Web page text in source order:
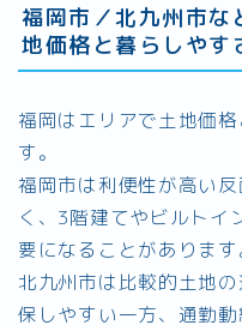
福岡市／北九州市な
地価格と暮らしやす
福岡はエリアで土地価
す。
福岡市は利便性が高い
く、3階建てやビルトイ
要になることがあります
北九州市は比較的土地
保しやすい一方、通勤